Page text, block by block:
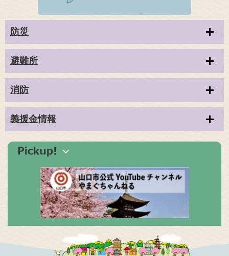
防災
避難所
消防
義援金情報